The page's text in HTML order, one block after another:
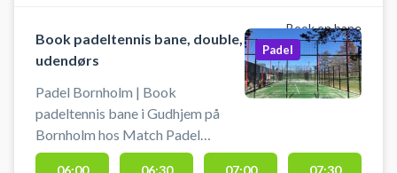
Book en bane
Book padeltennis bane, double,
udendørs
Padel Bornholm | Book
padeltennis bane i Gudhjem på
Bornholm hos Match Padel
Gudhjem. Book en af 2 udendørs
Padel
06:00 06:30 07:00 07:30